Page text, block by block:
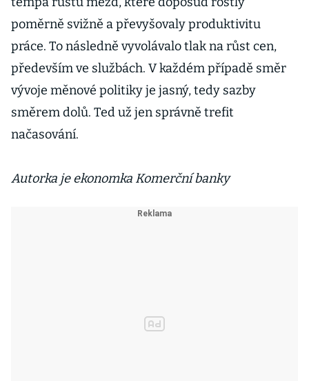
poměrně svižně a převyšovaly produktivitu
práce. To následně vyvolávalo tlak na růst cen,
především ve službách. V každém případě směr
vývoje měnové politiky je jasný, tedy sazby
směrem dolů. Ted už jen správně trefit
načasování.
Autorka je ekonomka Komerční banky